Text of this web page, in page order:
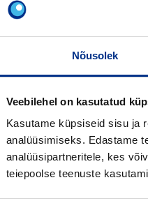
Nõusolek
Veebilehel on kasutatud
Kasutame küpsiseid sisu ja
analüüsimiseks. Edastame
analüüsipartneritele, kes
teiepoolse teenuste
DRENAAŽIKS 2M X
DRENAAŽIKS 2M X 10M,
DRENAAŽIKS 2M X